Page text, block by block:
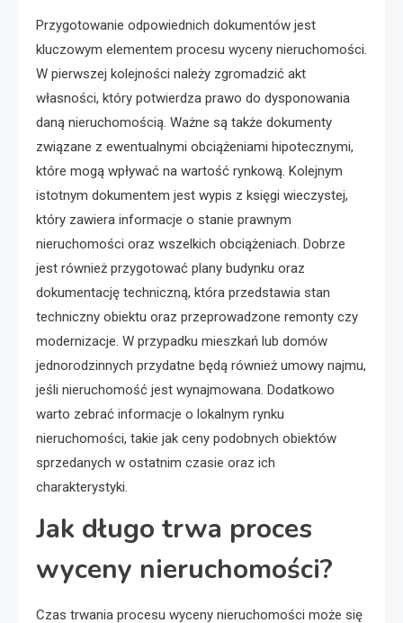
Przygotowanie odpowiednich dokumentów jest
kluczowym elementem procesu wyceny nieruchomości.
W pierwszej kolejności należy zgromadzić akt
własności, który potwierdza prawo do dysponowania
daną nieruchomością. Ważne są także dokumenty
związane z ewentualnymi obciążeniami hipotecznymi,
które mogą wpływać na wartość rynkową. Kolejnym
istotnym dokumentem jest wypis z księgi wieczystej,
który zawiera informacje o stanie prawnym
nieruchomości oraz wszelkich obciążeniach. Dobrze
jest również przygotować plany budynku oraz
dokumentację techniczną, która przedstawia stan
techniczny obiektu oraz przeprowadzone remonty czy
modernizacje. W przypadku mieszkań lub domów
jednorodzinnych przydatne będą również umowy najmu,
jeśli nieruchomość jest wynajmowana. Dodatkowo
warto zebrać informacje o lokalnym rynku
nieruchomości, takie jak ceny podobnych obiektów
sprzedanych w ostatnim czasie oraz ich
charakterystyki.
Jak długo trwa proces
wyceny nieruchomości?
Czas trwania procesu wyceny nieruchomości może się